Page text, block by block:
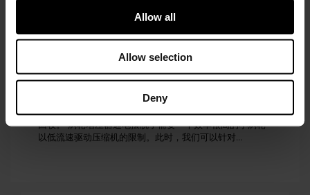
Allow all
Allow selection
Deny
电动涡轮增压技术 视频
展示电动增压解决方案如何提高发动机功率和扭矩，同时允
许发动机在Lambda 1下运行，为车辆的电气系统提供能量
回收。 涡轮增压器通电摆脱了需要一个效率很高的小涡轮
以低流速驱动压缩机的限制。此时，我们可以针对